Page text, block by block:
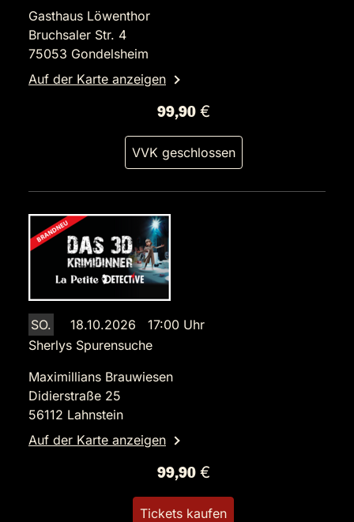
Gasthaus Löwenthor
Bruchsaler Str. 4
75053 Gondelsheim
Auf der Karte anzeigen
99,90 €
VVK geschlossen
SO.
18.10.2026 17:00 Uhr
Sherlys Spurensuche
Maximillians Brauwiesen
Didierstraße 25
56112 Lahnstein
Auf der Karte anzeigen
99,90 €
Tickets kaufen